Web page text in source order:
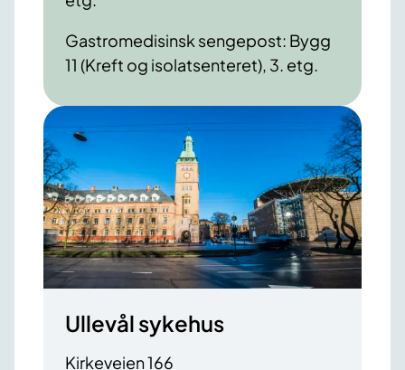
Gastromedisinsk sengepost: Bygg
11 (Kreft og isolatsenteret), 3. etg.
Ullevål sykehus
Kirkeveien 166